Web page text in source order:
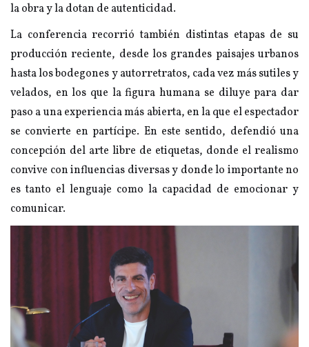
la obra y la dotan de autenticidad.
La conferencia recorrió también distintas etapas de su
producción reciente, desde los grandes paisajes urbanos
hasta los bodegones y autorretratos, cada vez más sutiles y
velados, en los que la figura humana se diluye para dar
paso a una experiencia más abierta, en la que el espectador
se convierte en partícipe. En este sentido, defendió una
concepción del arte libre de etiquetas, donde el realismo
convive con influencias diversas y donde lo importante no
es tanto el lenguaje como la capacidad de emocionar y
comunicar.